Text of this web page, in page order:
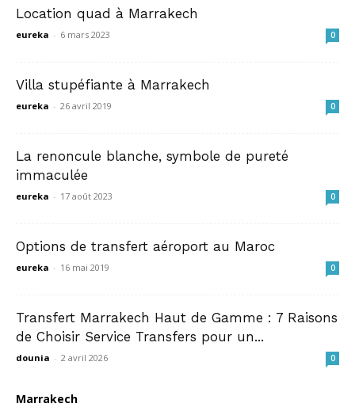
Location quad à Marrakech
eureka - 6 mars 2023 0
Villa stupéfiante à Marrakech
eureka - 26 avril 2019 0
La renoncule blanche, symbole de pureté
immaculée
eureka - 17 août 2023 0
Options de transfert aéroport au Maroc
eureka - 16 mai 2019 0
Transfert Marrakech Haut de Gamme : 7 Raisons
de Choisir Service Transfers pour un...
dounia - 2 avril 2026 0
Marrakech